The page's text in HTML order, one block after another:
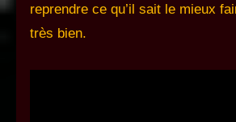
reprendre ce qu’il sait le mieux
très bien.